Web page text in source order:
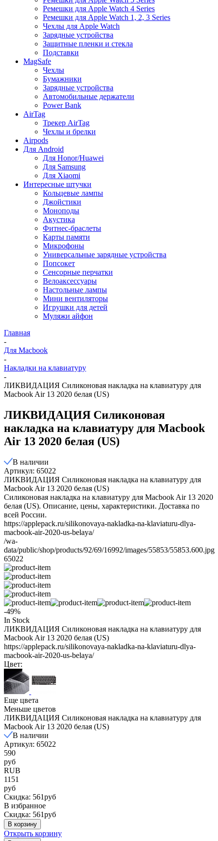
Ремешки для Apple Watch 4 Series
Ремешки для Apple Watch 1, 2, 3 Series
Чехлы для Apple Watch
Зарядные устройства
Защитные пленки и стекла
Подставки
MagSafe
Чехлы
Бумажники
Зарядные устройства
Автомобильные держатели
Power Bank
AirTag
Трекер AirTag
Чехлы и брелки
Airpods
Для Android
Для Honor/Huawei
Для Samsung
Для Xiaomi
Интересные штучки
Кольцевые лампы
Джойстики
Моноподы
Акустика
Фитнес-браслеты
Карты памяти
Микрофоны
Универсальные зарядные устройства
Попсокет
Сенсорные перчатки
Велоаксессуары
Настольные лампы
Мини вентиляторы
Игрушки для детей
Муляжи айфон
Главная
-
Для Macbook
-
Накладки на клавиатуру
-
ЛИКВИДАЦИЯ Силиконовая накладка на клавиатуру для
Macbook Air 13 2020 белая (US)
ЛИКВИДАЦИЯ Силиконовая
накладка на клавиатуру для Macbook
Air 13 2020 белая (US)
В наличии
Артикул: 65022
ЛИКВИДАЦИЯ Силиконовая накладка на клавиатуру для
Macbook Air 13 2020 белая (US)
Силиконовая накладка на клавиатуру для Macbook Air 13 2020
белая (US). Описание, цены, характеристики. Доставка по
всей России.
https://applepack.ru/silikonovaya-nakladka-na-klaviaturu-dlya-
macbook-air-2020-us-belaya/
/wa-
data/public/shop/products/92/69/16992/images/55853/55853.600.jpg
65022
-49%
In Stock
ЛИКВИДАЦИЯ Силиконовая накладка на клавиатуру для
Macbook Air 13 2020 белая (US)
https://applepack.ru/silikonovaya-nakladka-na-klaviaturu-dlya-
macbook-air-2020-us-belaya/
Цвет:
Еще цвета
Меньше цветов
ЛИКВИДАЦИЯ Силиконовая накладка на клавиатуру для
Macbook Air 13 2020 белая (US)
В наличии
Артикул: 65022
590
руб
RUB
1151
руб
Скидка: 561руб
В избранное
Скидка: 561руб
В корзину
Открыть корзину